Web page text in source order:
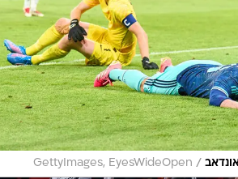
/
GettyImages, EyesWideOpen